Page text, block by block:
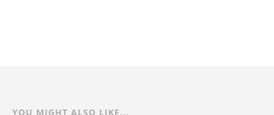
YOU MIGHT ALSO LIKE...